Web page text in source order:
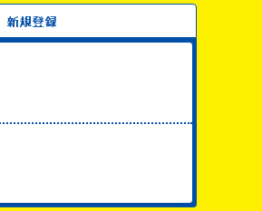
新規登録